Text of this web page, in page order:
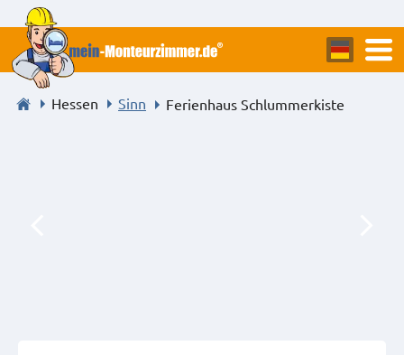
Hessen Sinn Ferienhaus Schlummerkiste